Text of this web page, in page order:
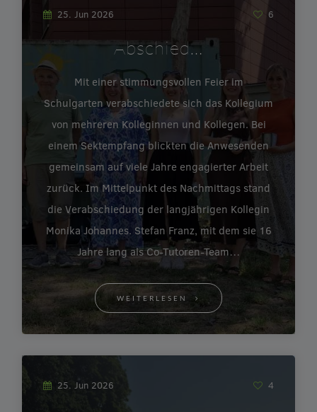
25. Jun 2026 6
Abschied…
Mit einer stimmungsvollen Feier im
Schulgarten verabschiedete sich das Kollegium
von mehreren Kolleginnen und Kollegen. Bei
einem Sektempfang blickten die Anwesenden
gemeinsam auf viele Jahre engagierter Arbeit
zurück. Im Mittelpunkt des Nachmittags stand
die Verabschiedung der langjährigen Kollegin
Monika Johannes. Stefan Franz, mit dem sie 16
Jahre lang als Co-Tutoren-Team…
WEITERLESEN
25. Jun 2026 4